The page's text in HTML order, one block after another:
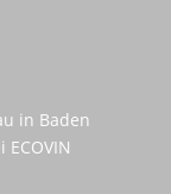
in Baden